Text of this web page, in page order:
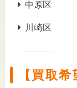
中原区
川崎区
【買取